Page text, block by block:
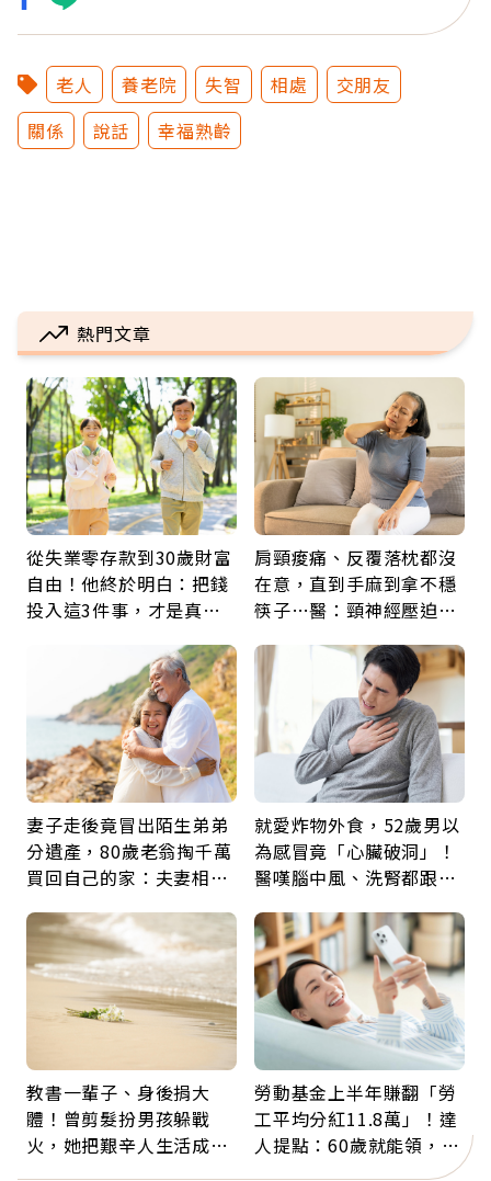
老人 養老院 失智 相處
交朋友
關係
說話 幸福熟齡
熱門文章
從失業零存款到30歲財富
自由！他終於明白：把錢
投入這3件事，才是真正
肩頸痠痛、反覆落枕都沒
在意，直到手麻到拿不穩
筷子…醫：頸神經壓迫上
鍵
妻子走後竟冒出陌生弟弟
分遺產，80歲老翁掏千萬
買回自己的家：夫妻相守
就愛炸物外食，52歲男以
為感冒竟「心臟破洞」！
醫嘆腦中風、洗腎都跟它
救
教書一輩子、身後捐大
體！曾剪髮扮男孩躲戰
火，她把艱辛人生活成風
勞動基金上半年賺翻「勞
工平均分紅11.8萬」！達
人提點：60歲就能領，重
新就業還有隱藏版退休金